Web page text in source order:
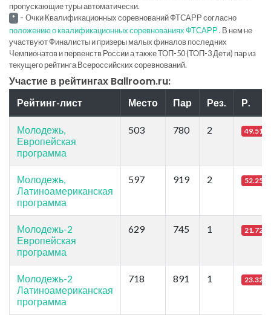
пропускающие туры автоматически.
* - Очки Квалификационных соревнований ФТСАРР согласно
положению о квалификационных соревнованиях ФТСАРР. В нем не
участвуют Финалисты и призеры малых финалов последних
Чемпионатов и первенств России а также ТОП-50 (ТОП-3 Дети) пар из
текущего рейтинга Всероссийских соревнований.
Участие в рейтингах Ballroom.ru:
Рейтинг-лист Место Пар Рез. Р.
Молодежь,
Европейская
программа
503 780 2 49.51
Молодежь,
Латиноамериканская
программа
597 919 2 52.25
Молодежь-2
Европейская
программа
629 745 1 21.72
Молодежь-2
Латиноамериканская
программа
718 891 1 23.32